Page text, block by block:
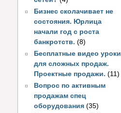
Бизнес сколачивает не
состояния. Юрлица
начали год с роста
банкротств. (8)
Бесплатные видео уроки
для сложных продаж.
Проектные продажи. (11)
Вопрос по активным
продажам спец
оборудования (35)